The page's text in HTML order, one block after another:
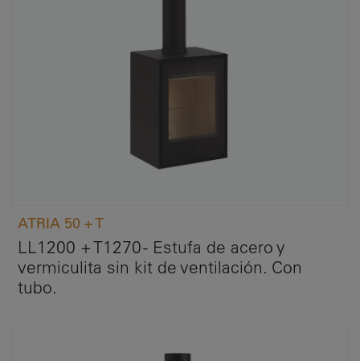
ATRIA 50 + T
LL1200 + T1270 - Estufa de acero y
vermiculita sin kit de ventilación. Con
tubo.